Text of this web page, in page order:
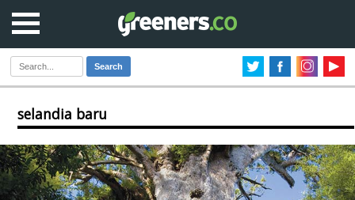
Search
selandia baru